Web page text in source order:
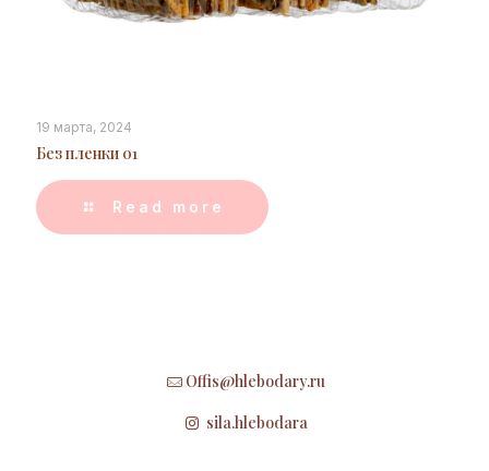
19 марта, 2024
Без пленки 01
Read more
Offis@hlebodary.ru
sila.hlebodara